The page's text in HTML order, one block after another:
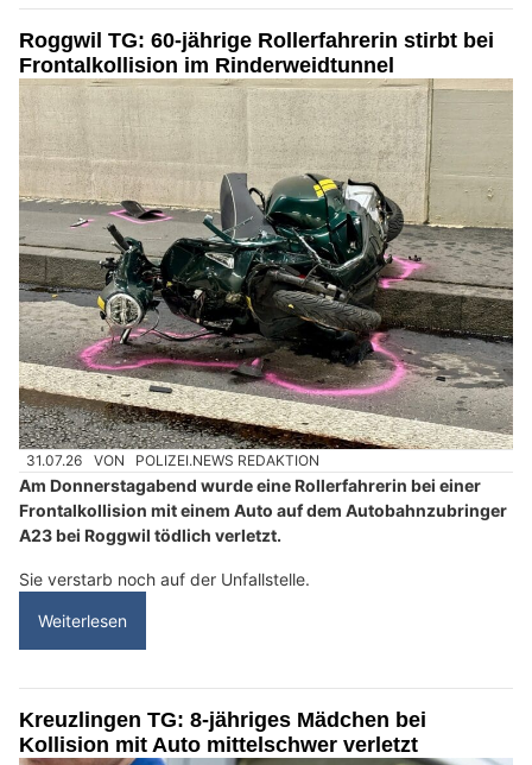
Roggwil TG: 60-jährige Rollerfahrerin stirbt bei
Frontalkollision im Rinderweidtunnel
31.07.26 VON POLIZEI.NEWS REDAKTION
Am Donnerstagabend wurde eine Rollerfahrerin bei einer
Frontalkollision mit einem Auto auf dem Autobahnzubringer
A23 bei Roggwil tödlich verletzt.
Sie verstarb noch auf der Unfallstelle.
Weiterlesen
Kreuzlingen TG: 8-jähriges Mädchen bei
Kollision mit Auto mittelschwer verletzt